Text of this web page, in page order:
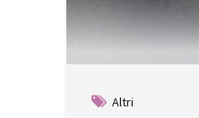
Altri